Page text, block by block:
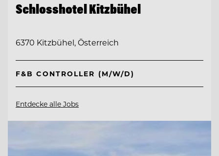
Schlosshotel Kitzbühel
6370 Kitzbühel, Österreich
F&B CONTROLLER (M/W/D)
Entdecke alle Jobs